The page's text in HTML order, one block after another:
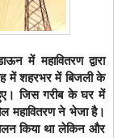
में महावितरण द्वारा
में शहरभर में बिजली के
जिस गरीब के घर में
महावितरण ने भेजा है।
किया था लेकिन और